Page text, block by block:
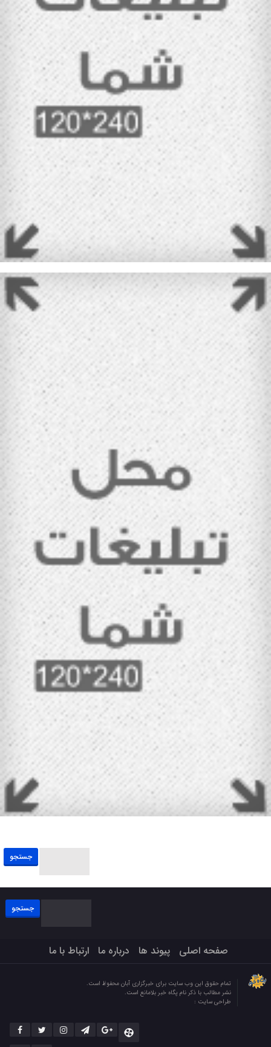
جستجو
برای:
جستجو
برای:
صفحه اصلی
پیوند ها درباره ما ارتباط با ما
تمام حقوق این وب سایت برای خبرگزاری آبان محفوظ است.
نشر مطالب با ذکر نام پگاه خبر بلامانع است.
طراحی سایت :